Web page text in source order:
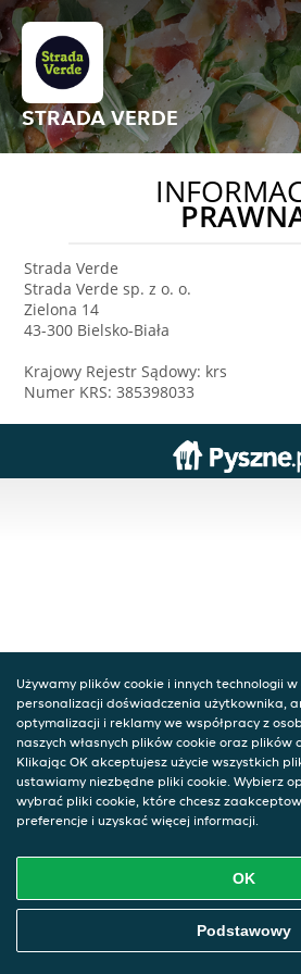
STRADA VERDE
Strada Verde
Strada Verde sp. z o. o.
Zielona 14
43-300 Bielsko-Biała
Krajowy Rejestr Sądowy: krs
Numer KRS: 385398033
Używamy plików cookie i innych technologii
personalizacji doświadczenia użytkownika,
optymalizacji i reklamy we współpracy z
naszych własnych plików cookie oraz plików
Klikając OK akceptujesz użycie wszystkich
ustawiamy niezbędne pliki cookie. Wybierz
wybrać pliki cookie, które chcesz
preferencje i uzyskać więcej informacji.
OK
Podstawowy